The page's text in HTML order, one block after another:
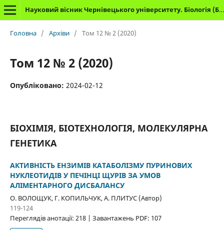
Науковий вісник Чернівецького університету. Біологія (Біологічні системи)
Головна / Архіви / Том 12 № 2 (2020)
Том 12 № 2 (2020)
Опубліковано: 2024-02-12
БІОХІМІЯ, БІОТЕХНОЛОГІЯ, МОЛЕКУЛЯРНА
ГЕНЕТИКА
АКТИВНІСТЬ ЕНЗИМІВ КАТАБОЛІЗМУ ПУРИНОВИХ
НУКЛЕОТИДІВ У ПЕЧІНЦІ ЩУРІВ ЗА УМОВ
АЛІМЕНТАРНОГО ДИСБАЛАНСУ
O. ВОЛОЩУК, Г. КОПИЛЬЧУК, А. ПЛИТУС (Автор)
119-124
Переглядів анотації: 218 | Завантажень PDF: 107